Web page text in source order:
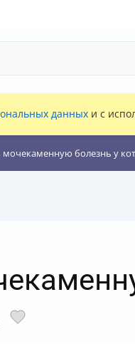
данных и с
мочекаменную болезнь у